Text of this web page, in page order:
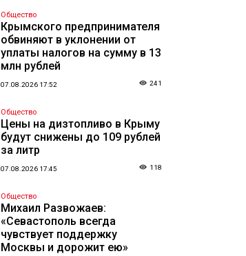
Общество
Крымского предпринимателя
обвиняют в уклонении от
уплаты налогов на сумму в 13
млн рублей
07.08.2026 17:52 241
Общество
Цены на дизтопливо в Крыму
будут снижены до 109 рублей
за литр
07.08.2026 17:45 118
Общество
Михаил Развожаев:
«Севастополь всегда
чувствует поддержку
Москвы и дорожит ею»